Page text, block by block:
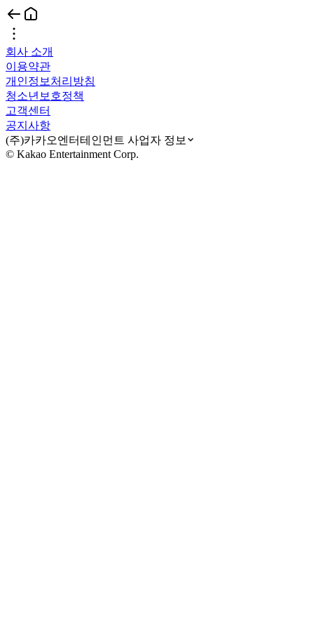
회사 소개
이용약관
개인정보처리방침
청소년보호정책
고객센터
공지사항
(주)카카오엔터테인먼트 사업자 정보
© Kakao Entertainment Corp.